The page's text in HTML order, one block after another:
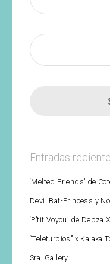
Entradas
‘Melted Friends’ de
Devil Bat-Princess y
‘P’tit Voyou’ de Debza
“Teleturbios” x Kalaka
Sra. Gallery